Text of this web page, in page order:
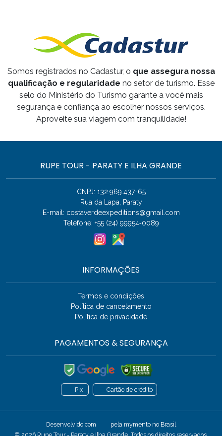
Somos registrados no Cadastur, o que assegura nossa
qualificação e regularidade no setor de turismo. Esse
selo do Ministério do Turismo garante a você mais
segurança e confiança ao escolher nossos serviços.
Aproveite sua viagem com tranquilidade!
RUPE TOUR - PARATY E ILHA GRANDE
CNPJ: 132.969.437-65
Rua da Lapa, Paraty
E-mail: costaverdeexpeditions@gmail.com
Telefone: +55 (24) 99954‑0089
INFORMAÇÕES
Termos e condições
Política de cancelamento
Política de privacidade
PAGAMENTOS & SEGURANÇA
Pix Cartão de crédito
Desenvolvido com pela mymento no Brasil